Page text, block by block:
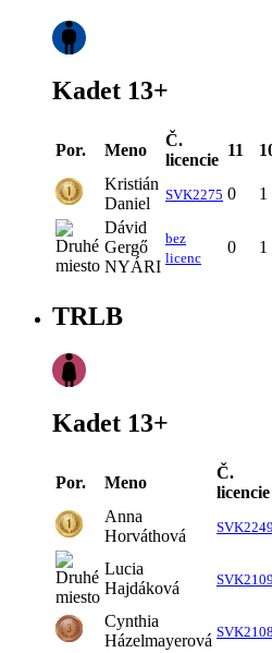
Kadet 13+
Por. Meno
Č.
licencie
11
Kristián
Daniel
SVK2275 0 1
Dávid
Gergő
NYÁRI
bez
licenc
0 1
TRLB
Kadet 13+
Por. Meno
Č.
licencie
Anna
Horváthová
SVK2249
Lucia
Hajdáková
SVK2109
Cynthia
Házelmayerová SVK2108